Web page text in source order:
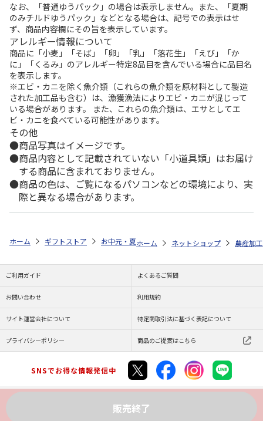
なお、「普通ゆうパック」の場合は表示しません。また、「夏期
のみチルドゆうパック」などとなる場合は、記号での表示はせ
ず、商品内容欄にその旨を表示しています。
アレルギー情報について
商品に「小麦」「そば」「卵」「乳」「落花生」「えび」「か
に」「くるみ」のアレルギー特定8品目を含んでいる場合に品目名
を表示します。
※エビ・カニを除く魚介類（これらの魚介類を原材料として製造
された加工品も含む）は、漁獲漁法によりエビ・カニが混じって
いる場合があります。 また、これらの魚介類は、エサとしてエ
ビ・カニを食べている可能性があります。
その他
商品写真はイメージです。
商品内容として記載されていない「小道具類」はお届け
する商品に含まれておりません。
商品の色は、ご覧になるパソコンなどの環境により、実
際と異なる場合があります。
販売終了
ホーム ギフトストア お中元・夏ギフト特集 2026 ゆうゆうギフト
ホーム ネットショップ 農産加
ご利用ガイド よくあるご質問
お問い合わせ 利用規約
サイト運営会社について 特定商取引法に基づく表記について
プライバシーポリシー 商品のご提案はこちら
SNSでお得な情報発信中